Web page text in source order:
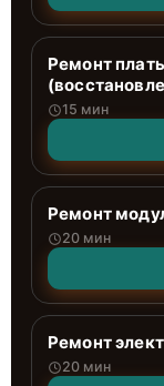
Ремонт
15 мин
Ремонт
20 мин
Ремонт
20 мин